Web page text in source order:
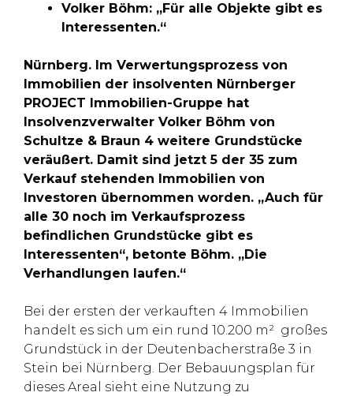
Volker Böhm: „Für alle Objekte gibt es
Interessenten.“
Nürnberg. Im Verwertungsprozess von
Immobilien der insolventen Nürnberger
PROJECT Immobilien-Gruppe hat
Insolvenzverwalter Volker Böhm von
Schultze & Braun 4 weitere Grundstücke
veräußert. Damit sind jetzt 5 der 35 zum
Verkauf stehenden Immobilien von
Investoren übernommen worden. „Auch für
alle 30 noch im Verkaufsprozess
befindlichen Grundstücke gibt es
Interessenten“, betonte Böhm. „Die
Verhandlungen laufen.“
Bei der ersten der verkauften 4 Immobilien
handelt es sich um ein rund 10.200 m² großes
Grundstück in der Deutenbacherstraße 3 in
Stein bei Nürnberg. Der Bebauungsplan für
dieses Areal sieht eine Nutzung zu